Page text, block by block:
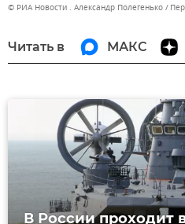
© РИА Новости . Александр Полегенько
Читать в МАКС
В России проходит